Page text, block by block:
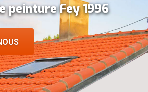
peinture Fey 1996